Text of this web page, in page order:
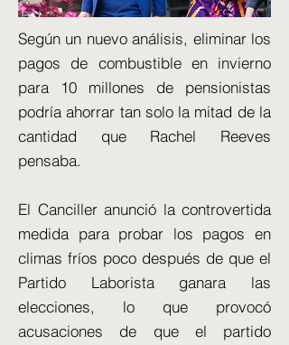
Según un nuevo análisis, eliminar los
pagos de combustible en invierno
para 10 millones de pensionistas
podría ahorrar tan solo la mitad de la
cantidad que Rachel Reeves
pensaba.
El Canciller anunció la controvertida
medida para probar los pagos en
climas fríos poco después de que el
Partido Laborista ganara las
elecciones, lo que provocó
acusaciones de que el partido